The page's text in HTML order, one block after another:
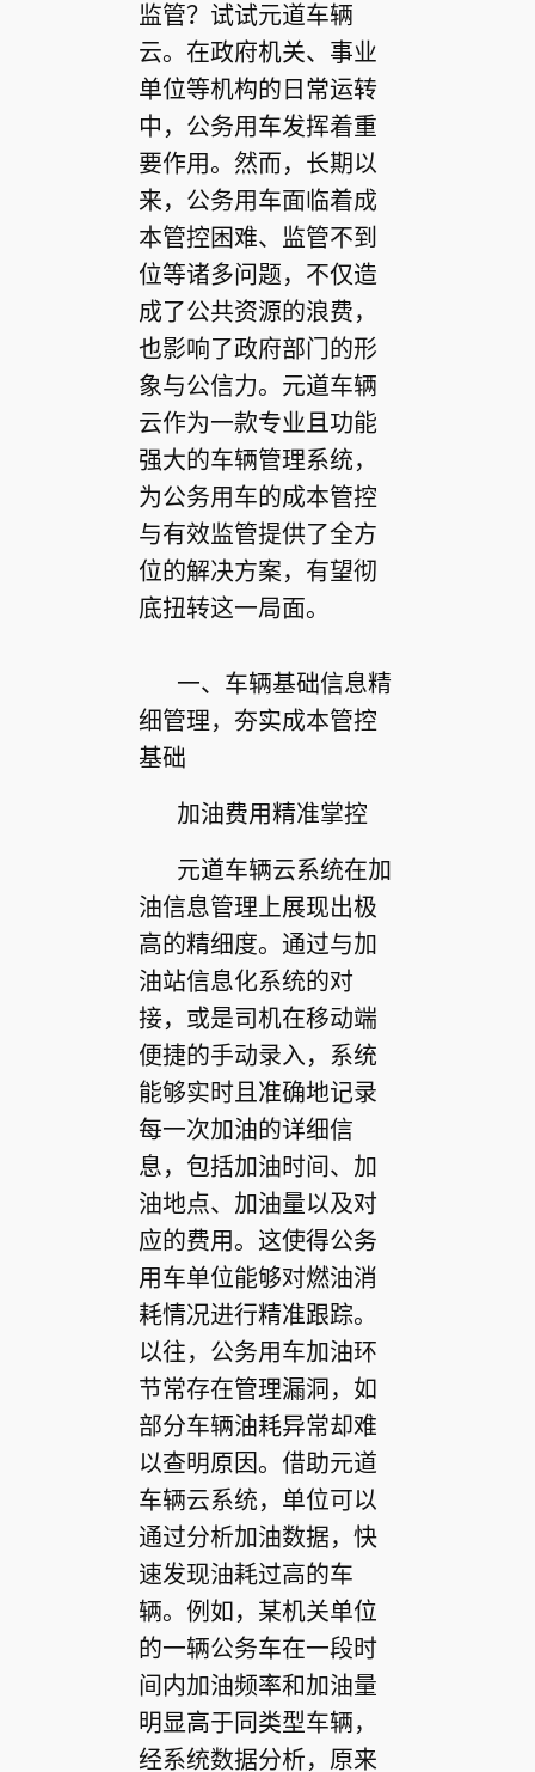
监管？试试元道车辆
云。在政府机关、事业
单位等机构的日常运转
中，公务用车发挥着重
要作用。然而，长期以
来，公务用车面临着成
本管控困难、监管不到
位等诸多问题，不仅造
成了公共资源的浪费，
也影响了政府部门的形
象与公信力。元道车辆
云作为一款专业且功能
强大的车辆管理系统，
为公务用车的成本管控
与有效监管提供了全方
位的解决方案，有望彻
底扭转这一局面。
一、车辆基础信息精
细管理，夯实成本管控
基础
加油费用精准掌控
元道车辆云系统在加
油信息管理上展现出极
高的精细度。通过与加
油站信息化系统的对
接，或是司机在移动端
便捷的手动录入，系统
能够实时且准确地记录
每一次加油的详细信
息，包括加油时间、加
油地点、加油量以及对
应的费用。这使得公务
用车单位能够对燃油消
耗情况进行精准跟踪。
以往，公务用车加油环
节常存在管理漏洞，如
部分车辆油耗异常却难
以查明原因。借助元道
车辆云系统，单位可以
通过分析加油数据，快
速发现油耗过高的车
辆。例如，某机关单位
的一辆公务车在一段时
间内加油频率和加油量
明显高于同类型车辆，
经系统数据分析，原来